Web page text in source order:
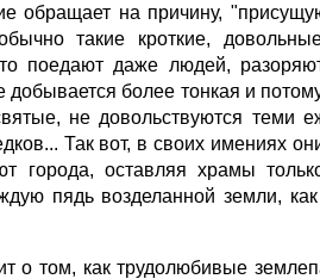
обращает на причину,
такие кроткие,
поедают даже людей,
добывается более тонкая и
не довольствуются теми
Так вот, в своих имениях
города, оставляя храмы
пядь возделанной земли,
о том, как трудолюбивые